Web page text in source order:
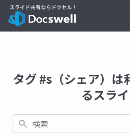
タグ #s（シェア）は
るスラ
検索